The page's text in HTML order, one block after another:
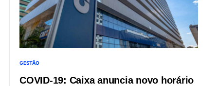
GESTÃO
COVID-19: Caixa anuncia novo horário